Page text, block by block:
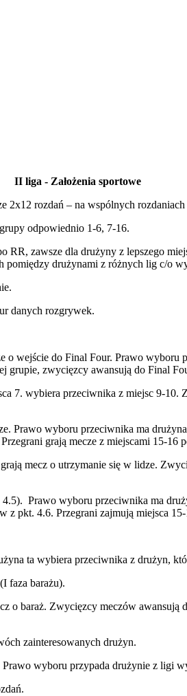
II liga - Założenia sportowe
rozdań – na wspólnych
odpowiednio 1-6, 7-16.
zawsze dla drużyny z lepszego
pomiędzy drużynami z różnych lig c/o
danych rozgrywek.
wejście do Final Four. Prawo wyboru
grupie, zwycięzcy awansują do Final
7. wybiera przeciwnika z miejsc 9-
Prawo wyboru przeciwnika ma
grają mecze z miejscami 15-16
mecz o utrzymanie się w lidze.
Prawo wyboru przeciwnika ma
pkt. 4.6. Przegrani zajmują miejsca
ta wybiera przeciwnika z drużyn,
faza barażu).
o baraż. Zwycięzcy meczów
zainteresowanych drużyn.
wyboru przypada drużynie z ligi